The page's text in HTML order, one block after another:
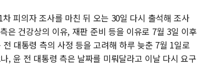
피의자 조사를 마친 뒤 오는 30일 다시 출석해 조사
은 건강상의 이유, 재판 준비 등을 이유로 7월 3일 이후
대통령 측의 사정 등을 고려해 하루 늦춘 7월 1일로
, 윤 전 대통령 측은 날짜를 미뤄달라고 이날 다시 요구